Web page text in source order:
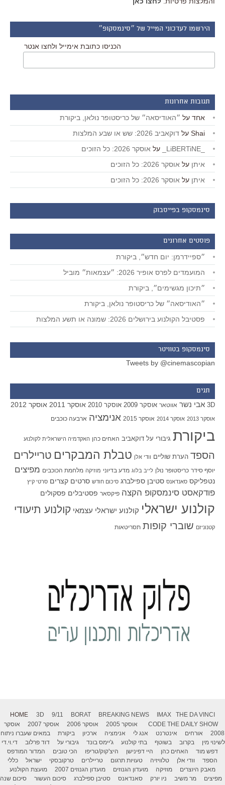
הירשמו לעדכוני המייל של ״סינמסקופ״
הכניסו כתובת אימייל ולחצו אנטר
תגובות אחרונות
אחד על ״האודיסאה״ של כריסטופר נולאן, ביקורת
Shai על דוקאביב 2026: שש או שבע המלצות
על אוסקר 2026: כל הזוכים
איתן על אוסקר 2026: כל הזוכים
איתן על אוסקר 2026: כל הזוכים
סינמסקופ בפייסבוק
פוסטים אחרונים
״ספיידרמן: יום חדש״, ביקורת
המועמדים לפרס אופיר 2026: ״עצמאות״ מוביל
״תיכון מגשימים״, ביקורת
״האודיסאה״ של כריסטופר נולאן, ביקורת
פסטיבל הקולנוע בירושלים 2026: שמונה או תשע המלצות
סינמסקופ בטוויטר
Tweets by @cinemascopian
תגים
3D אבי נשר אווטאר אוסקר 2009 אוסקר 2010 אוסקר 2011 אוסקר 2012
אוסקר 2013 אוסקר 2014 אוסקר 2015 אנימציה ארבעה כוכבים
ביקורת גיבורי על דוקאביב האחים כהן האקדמיה הישראלית לקולנוע
הספד הערת שוליים וודי אלן טבלת המבקרים טריילרים
יוסף סידר כריסטופר נולן לייב בלוג מדע בדיוני מוזיקה מלחמת הכוכבים מפיצים
נטפליקס סאנדאנס סטיבן ספילברג סיכום חודש סרטים קצרים סרטי קיץ
פודקאסט סינמסקופ הקצה פיקסאר פסטיבלים פסקולים
קולנוע ישראלי קולנוע ישראלי עצמאי קולנוע תיעודי
קטנוניזם שוברי קופות תסריטאות
HOME 3D 9/11 BORAT BREAKING NEWS IMAX
THE DA VINCI
CODE THE DAILY SHOW אוסקר 2005 אוסקר 2006 אוסקר 2007
אוסקר
2008
אורחים אינטרנט אנג לי אנימציה ארכיון ביקורת
במאים שעברו ניתוח
לשינוי מין
בקרוב בשוטף בתי קולנוע ג'יימס בונד גיבורי על דוד פרלוב
די.וי.די
דפש מוד
האחים כהן היי דפינישן היצ'קוק/טריפו הכי טובים
המדור המודפס
הספד
וודי אלן טלוויזיה טעויות תרגום טריילרים טרקובסקי ישראל
כללי
מאבק היוצרים
מוזיקה מועדון הגנוזים מועדון הגנוזים 2007
מועצת הקולנוע
מפיצים
מר משיב ניו יורק סאנדאנס סטיבן ספילברג סיכום העשור
סיכום שנה